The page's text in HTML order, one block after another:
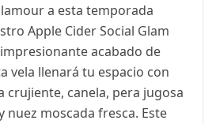
a esta temporada
Apple Cider Social Glam
acabado de
vela llenará tu espacio con
crujiente, canela, pera jugosa
nuez moscada fresca. Este